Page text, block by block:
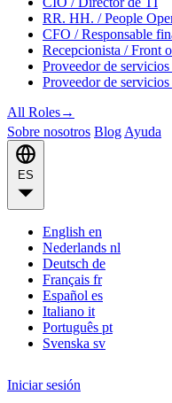
RR. HH. / People
CFO / Responsable
Recepcionista / Front
Proveedor de
Proveedor de
All Roles→
Sobre nosotros Blog Ayuda
English en
Nederlands nl
Deutsch de
Français fr
Español es
Italiano it
Português pt
Svenska sv
Iniciar sesión